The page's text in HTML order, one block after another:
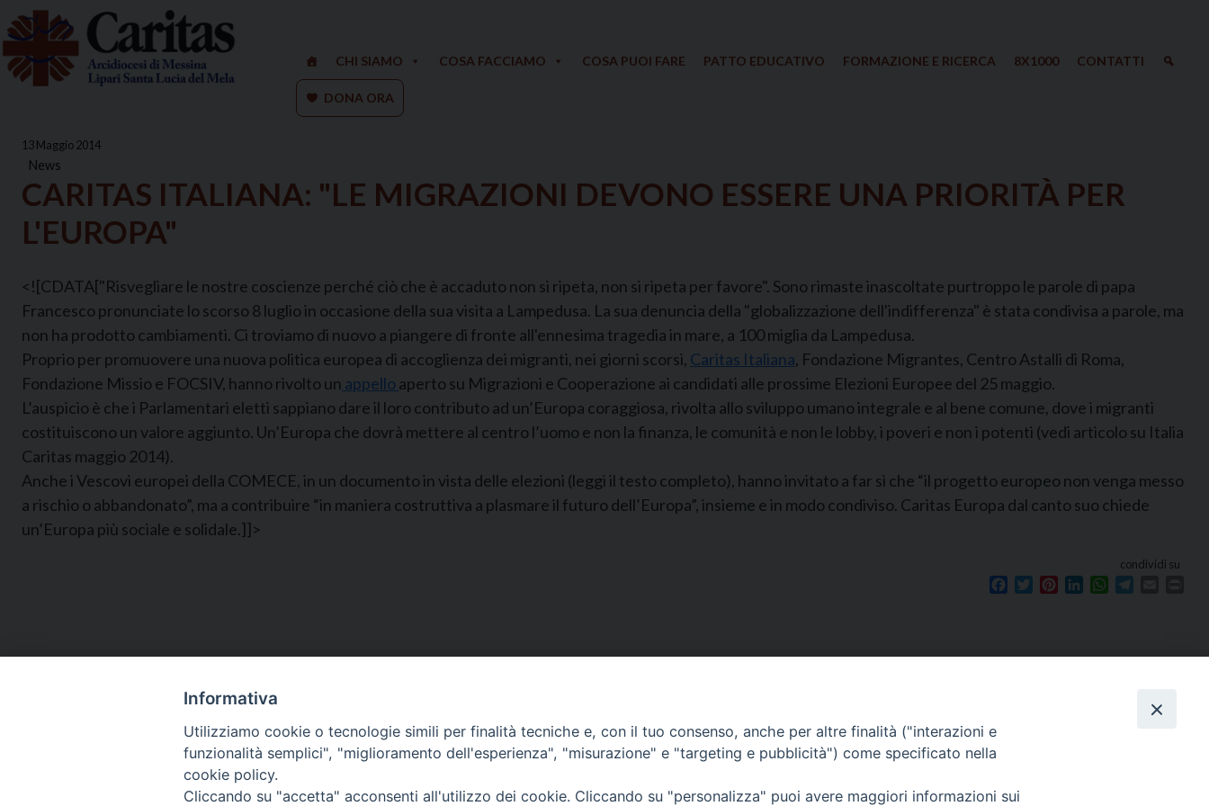
Skip
to
content
CHI SIAMO COSA FACCIAMO COSA PUOI FARE PATTO EDUCATIVO FORMAZIONE E RICERCA 8X1000 CONTATTI
DONA ORA
13 Maggio 2014
News
CARITAS ITALIANA: "LE MIGRAZIONI DEVONO ESSERE UNA PRIORITÀ PER
L'EUROPA"
<![CDATA["Risvegliare le nostre coscienze perché ciò che è accaduto non si ripeta, non si ripeta per favore". Sono rimaste inascoltate purtroppo le parole di papa
Francesco pronunciate lo scorso 8 luglio in occasione della sua visita a Lampedusa. La sua denuncia della "globalizzazione dell'indifferenza" è stata condivisa a parole, ma
non ha prodotto cambiamenti. Ci troviamo di nuovo a piangere di fronte all'ennesima tragedia in mare, a 100 miglia da Lampedusa.
Proprio per promuovere una nuova politica europea di accoglienza dei migranti, nei giorni scorsi, Caritas Italiana, Fondazione Migrantes, Centro Astalli di Roma,
Fondazione Missio e FOCSIV, hanno rivolto un appello aperto su Migrazioni e Cooperazione ai candidati alle prossime Elezioni Europee del 25 maggio.
L’auspicio è che i Parlamentari eletti sappiano dare il loro contributo ad un’Europa coraggiosa, rivolta allo sviluppo umano integrale e al bene comune, dove i migranti
costituiscono un valore aggiunto. Un’Europa che dovrà mettere al centro l’uomo e non la finanza, le comunità e non le lobby, i poveri e non i potenti (vedi articolo su Italia
Caritas maggio 2014).
Anche i Vescovi europei della COMECE, in un documento in vista delle elezioni (leggi il testo completo), hanno invitato a far sì che “il progetto europeo non venga messo
a rischio o abbandonato”, ma a contribuire “in maniera costruttiva a plasmare il futuro dell’Europa”, insieme e in modo condiviso. Caritas Europa dal canto suo chiede
un’Europa più sociale e solidale.]]>
condividi su
Facebook
TwitterPinterestLinkedInWhatsApp
9.30 alle ore 12.30.
Tel. 090.9146045
mail:ufficiocaritas@diocesimessina.it.
Informativa
Utilizziamo cookie o tecnologie simili per finalità tecniche e, con il tuo consenso, anche per altre finalità ("interazioni e
funzionalità semplici", "miglioramento dell'esperienza", "misurazione" e "targeting e pubblicità") come specificato nella
cookie policy.
Cliccando su "accetta" acconsenti all'utilizzo dei cookie. Cliccando su "personalizza" puoi avere maggiori informazioni sui